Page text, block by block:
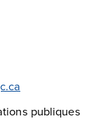
publiques